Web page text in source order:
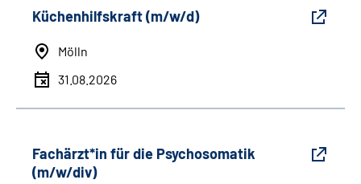
Küchenhilfskraft (m/w/d)
Mölln
31.08.2026
Fachärzt*in für die Psychosomatik
(m/w/div)